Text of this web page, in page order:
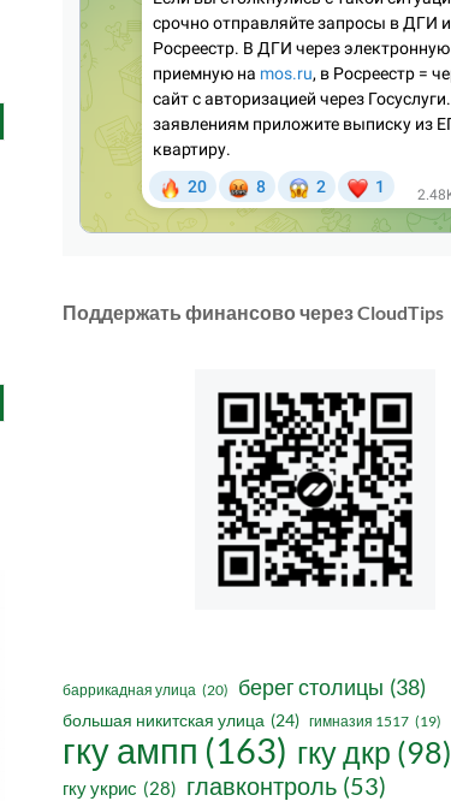
Поддержать финансово через CloudTips
баррикадная улица (20) берег столицы (38)
большая никитская улица (24) гимназия 1517 (19)
гку ампп (163) гку дкр (98)
гку укрис (28) главконтроль (53)